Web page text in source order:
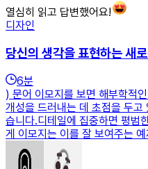
열심히 읽고 답변했어요!
디자인
당신의 생각을 표현하는 새
6분
) 문어 이모지를 보면 해부학적
개성을 드러내는 데 초점을 두
습니다.디테일에 집중하면 평범
게 이모지는 이를 잘 보여주는 예